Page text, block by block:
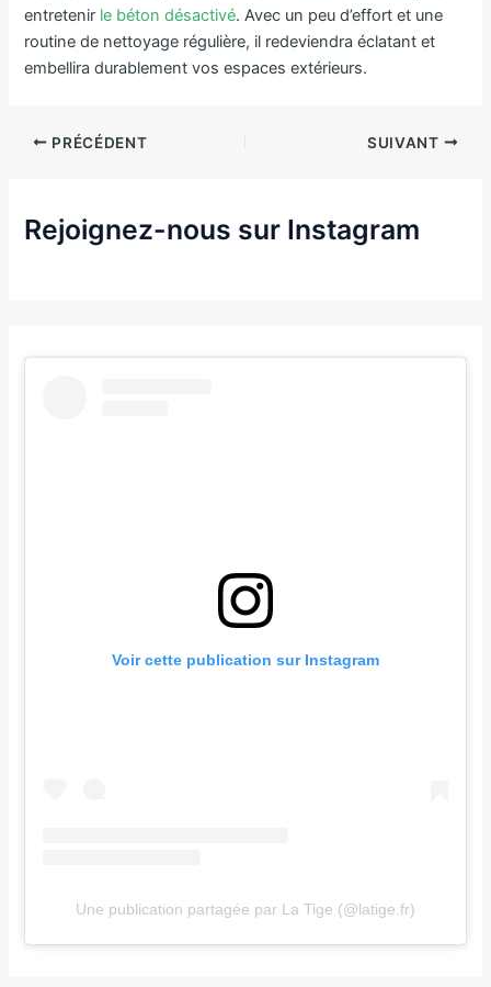
entretenir le béton désactivé. Avec un peu d’effort et une
routine de nettoyage régulière, il redeviendra éclatant et
embellira durablement vos espaces extérieurs.
PRÉCÉDENT SUIVANT
Rejoignez-nous sur Instagram
Voir cette publication sur Instagram
Une publication partagée par La Tige (@latige.fr)